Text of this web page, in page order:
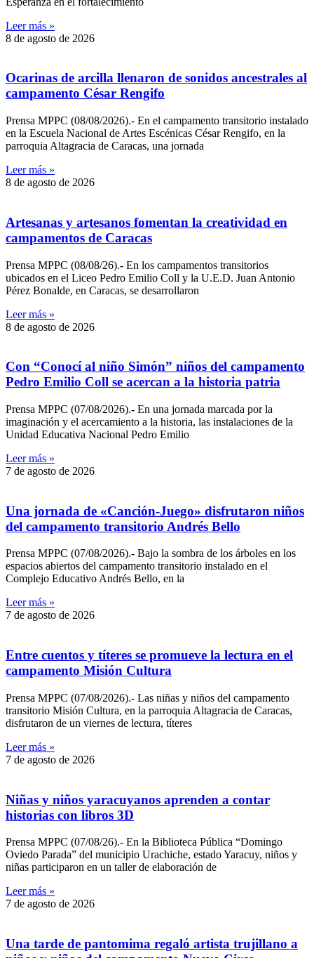
Leer más »
8 de agosto de 2026
Ocarinas de arcilla llenaron de sonidos ancestrales al
campamento César Rengifo
Prensa MPPC (08/08/2026).- En el campamento transitorio instalado
en la Escuela Nacional de Artes Escénicas César Rengifo, en la
parroquia Altagracia de Caracas, una jornada
Leer más »
8 de agosto de 2026
Artesanas y artesanos fomentan la creatividad en
campamentos de Caracas
Prensa MPPC (08/08/26).- En los campamentos transitorios
ubicados en el Liceo Pedro Emilio Coll y la U.E.D. Juan Antonio
Pérez Bonalde, en Caracas, se desarrollaron
Leer más »
8 de agosto de 2026
Con “Conocí al niño Simón” niños del campamento
Pedro Emilio Coll se acercan a la historia patria
Prensa MPPC (07/08/2026).- En una jornada marcada por la
imaginación y el acercamiento a la historia, las instalaciones de la
Unidad Educativa Nacional Pedro Emilio
Leer más »
7 de agosto de 2026
Una jornada de «Canción-Juego» disfrutaron niños
del campamento transitorio Andrés Bello
Prensa MPPC (07/08/2026).- Bajo la sombra de los árboles en los
espacios abiertos del campamento transitorio instalado en el
Complejo Educativo Andrés Bello, en la
Leer más »
7 de agosto de 2026
Entre cuentos y títeres se promueve la lectura en el
campamento Misión Cultura
Prensa MPPC (07/08/2026).- Las niñas y niños del campamento
transitorio Misión Cultura, en la parroquia Altagracia de Caracas,
disfrutaron de un viernes de lectura, títeres
Leer más »
7 de agosto de 2026
Niñas y niños yaracuyanos aprenden a contar
historias con libros 3D
Prensa MPPC (07/08/26).- En la Biblioteca Pública “Domingo
Oviedo Parada” del municipio Urachiche, estado Yaracuy, niños y
niñas participaron en un taller de elaboración de
Leer más »
7 de agosto de 2026
Una tarde de pantomima regaló artista trujillano a